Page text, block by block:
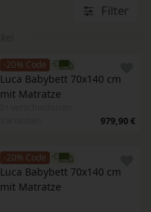
Filter
-20% Code
Luca Babybett 70x140 cm
mit Matratze
979,90 €
-20% Code
Luca Babybett 70x140 cm
mit Matratze